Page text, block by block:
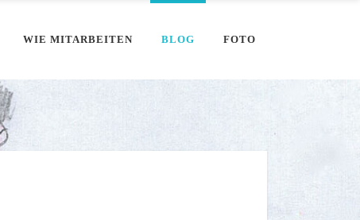
WIE MITARBEITEN BLOG FOTO